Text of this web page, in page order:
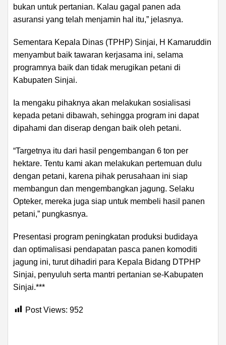
bukan untuk pertanian. Kalau gagal panen ada
asuransi yang telah menjamin hal itu,” jelasnya.
Sementara Kepala Dinas (TPHP) Sinjai, H Kamaruddin
menyambut baik tawaran kerjasama ini, selama
programnya baik dan tidak merugikan petani di
Kabupaten Sinjai.
Ia mengaku pihaknya akan melakukan sosialisasi
kepada petani dibawah, sehingga program ini dapat
dipahami dan diserap dengan baik oleh petani.
“Targetnya itu dari hasil pengembangan 6 ton per
hektare. Tentu kami akan melakukan pertemuan dulu
dengan petani, karena pihak perusahaan ini siap
membangun dan mengembangkan jagung. Selaku
Opteker, mereka juga siap untuk membeli hasil panen
petani,” pungkasnya.
Presentasi program peningkatan produksi budidaya
dan optimalisasi pendapatan pasca panen komoditi
jagung ini, turut dihadiri para Kepala Bidang DTPHP
Sinjai, penyuluh serta mantri pertanian se-Kabupaten
Sinjai.***
Post Views: 952